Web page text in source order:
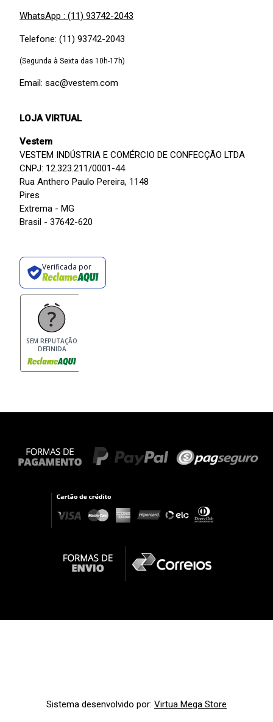
WhatsApp : (11) 93742-2043
Telefone: (11) 93742-2043
(Segunda à Sexta das 10h-17h)
Email: sac@vestem.com
LOJA VIRTUAL
Vestem
VESTEM INDÚSTRIA E COMÉRCIO DE CONFECÇÃO LTDA
CNPJ: 12.323.211/0001-44
Rua Anthero Paulo Pereira, 1148
Pires
Extrema - MG
Brasil - 37642-620
Verificada por
SEM REPUTAÇÃO
DEFINIDA
Sistema desenvolvido por: Virtua Mega Store